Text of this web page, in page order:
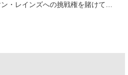
・レインズへの挑戦権を賭けて激